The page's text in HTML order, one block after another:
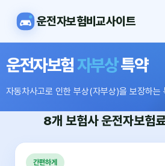
운전자보험비교사이트
운전자보험자부상특약
자동차사고로 인한 부상(자부상)을 보장하는
8개 보험사운전자보험
간편하게